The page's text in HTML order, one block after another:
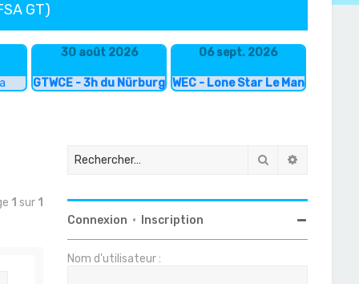
GT)
30 août 2026
GTWCE - 3h du Nürburgring
06 sept. 2026
WEC - Lone Star Le Mans
1 sur 1
Rechercher
Connexion • Inscription
Nom d’utilisateur :